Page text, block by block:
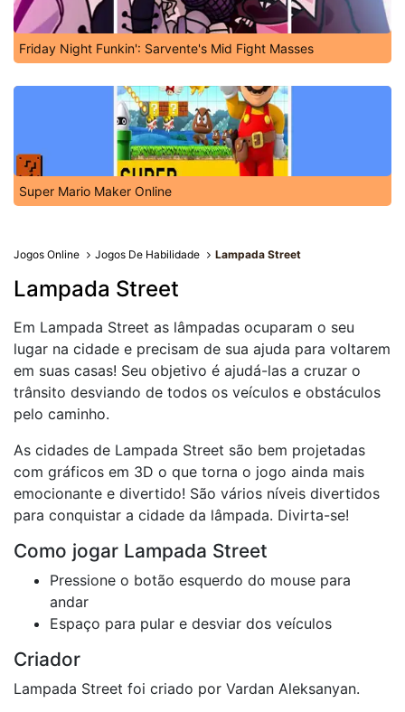
Friday Night Funkin': Sarvente's Mid Fight Masses
Super Mario Maker Online
Jogos Online Jogos De Habilidade Lampada Street
Lampada Street
Em Lampada Street as lâmpadas ocuparam o seu
lugar na cidade e precisam de sua ajuda para voltarem
em suas casas! Seu objetivo é ajudá-las a cruzar o
trânsito desviando de todos os veículos e obstáculos
pelo caminho.
As cidades de Lampada Street são bem projetadas
com gráficos em 3D o que torna o jogo ainda mais
emocionante e divertido! São vários níveis divertidos
para conquistar a cidade da lâmpada. Divirta-se!
Como jogar Lampada Street
Pressione o botão esquerdo do mouse para
andar
Espaço para pular e desviar dos veículos
Criador
Lampada Street foi criado por Vardan Aleksanyan.